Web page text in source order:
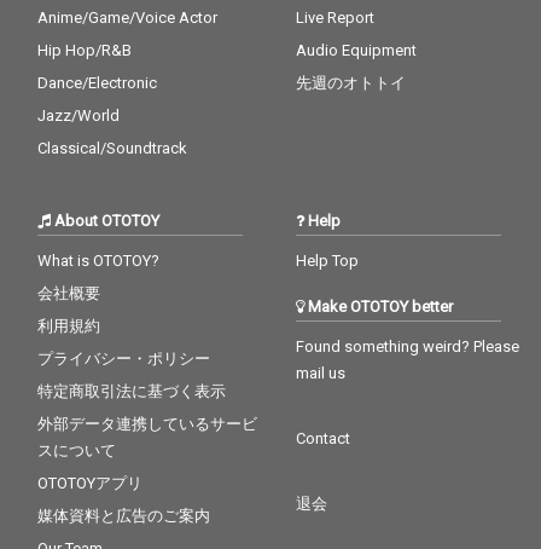
Anime/Game/Voice Actor
Hip Hop/R&B
Dance/Electronic
Jazz/World
Classical/Soundtrack
Live Report
Audio Equipment
先週のオトトイ
About OTOTOY
What is OTOTOY?
会社概要
利用規約
プライバシー・ポリシー
特定商取引法に基づく表示
外部データ連携しているサービ
スについて
OTOTOYアプリ
媒体資料と広告のご案内
Help
Help Top
Make OTOTOY better
Found something weird? Please
mail us
Contact
退会